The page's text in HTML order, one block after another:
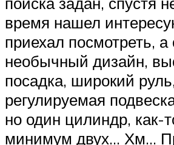
время нашел
приехал посмотреть,
необычный дизайн,
посадка, широкий
регулируемая
но один цилиндр, как-
минимум двух… Хм…